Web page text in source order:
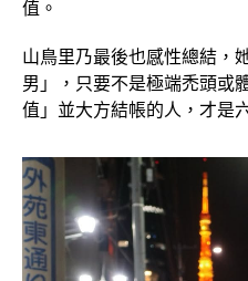
值。
山鳥里乃最後也感性總結，
男」，只要不是極端禿頭或
值」並大方結帳的人，才是